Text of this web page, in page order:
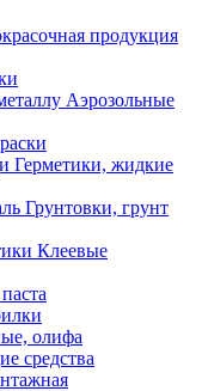
продукция
Аэрозольные
Герметики, жидкие
Грунтовки, грунт
Клеевые
олифа
средства